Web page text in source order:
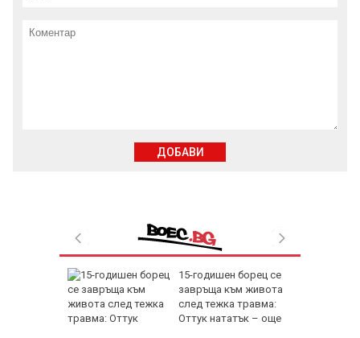
15-годишен борец се
завръща към живота
след тежка травма:
Оттук нататък – още
ДОБАВИ